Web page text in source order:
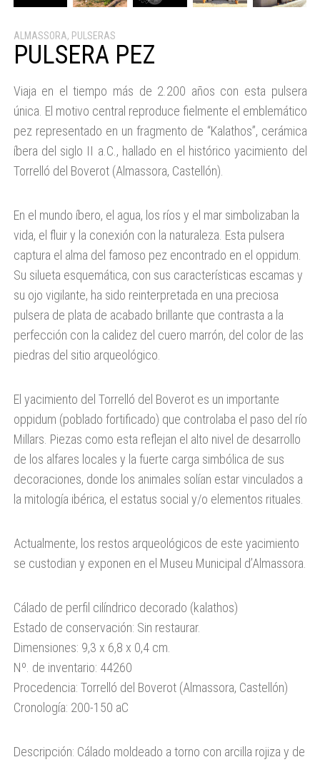
ALMASSORA, PULSERAS
PULSERA PEZ
Viaja en el tiempo más de 2.200 años con esta pulsera
única. El motivo central reproduce fielmente el emblemático
pez representado en un fragmento de “Kalathos”, cerámica
íbera del siglo II a.C., hallado en el histórico yacimiento del
Torrelló del Boverot (Almassora, Castellón).
En el mundo íbero, el agua, los ríos y el mar simbolizaban la
vida, el fluir y la conexión con la naturaleza. Esta pulsera
captura el alma del famoso pez encontrado en el oppidum.
Su silueta esquemática, con sus características escamas y
su ojo vigilante, ha sido reinterpretada en una preciosa
pulsera de plata de acabado brillante que contrasta a la
perfección con la calidez del cuero marrón, del color de las
piedras del sitio arqueológico.
El yacimiento del Torrelló del Boverot es un importante
oppidum (poblado fortificado) que controlaba el paso del río
Millars. Piezas como esta reflejan el alto nivel de desarrollo
de los alfares locales y la fuerte carga simbólica de sus
decoraciones, donde los animales solían estar vinculados a
la mitología ibérica, el estatus social y/o elementos rituales.
Actualmente, los restos arqueológicos de este yacimiento
se custodian y exponen en el Museu Municipal d’Almassora.
Cálado de perfil cilíndrico decorado (kalathos)
Estado de conservación: Sin restaurar.
Dimensiones: 9,3 x 6,8 x 0,4 cm.
Nº. de inventario: 44260
Procedencia: Torrelló del Boverot (Almassora, Castellón)
Cronología: 200-150 aC
Descripción: Cálado moldeado a torno con arcilla rojiza y de